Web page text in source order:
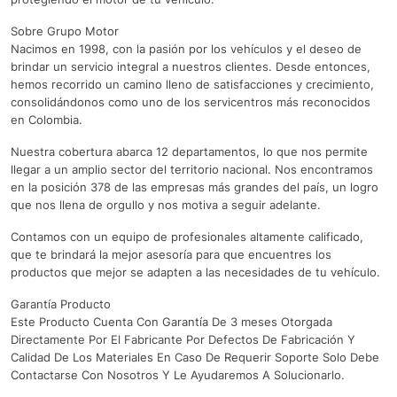
Sobre Grupo Motor
Nacimos en 1998, con la pasión por los vehículos y el deseo de
brindar un servicio integral a nuestros clientes. Desde entonces,
hemos recorrido un camino lleno de satisfacciones y crecimiento,
consolidándonos como uno de los servicentros más reconocidos
en Colombia.
Nuestra cobertura abarca 12 departamentos, lo que nos permite
llegar a un amplio sector del territorio nacional. Nos encontramos
en la posición 378 de las empresas más grandes del país, un logro
que nos llena de orgullo y nos motiva a seguir adelante.
Contamos con un equipo de profesionales altamente calificado,
que te brindará la mejor asesoría para que encuentres los
productos que mejor se adapten a las necesidades de tu vehículo.
Garantía Producto
Este Producto Cuenta Con Garantía De 3 meses Otorgada
Directamente Por El Fabricante Por Defectos De Fabricación Y
Calidad De Los Materiales En Caso De Requerir Soporte Solo Debe
Contactarse Con Nosotros Y Le Ayudaremos A Solucionarlo.